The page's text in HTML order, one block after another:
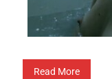
Read More